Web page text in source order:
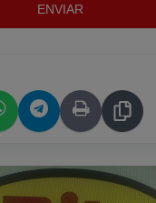
ENVIAR